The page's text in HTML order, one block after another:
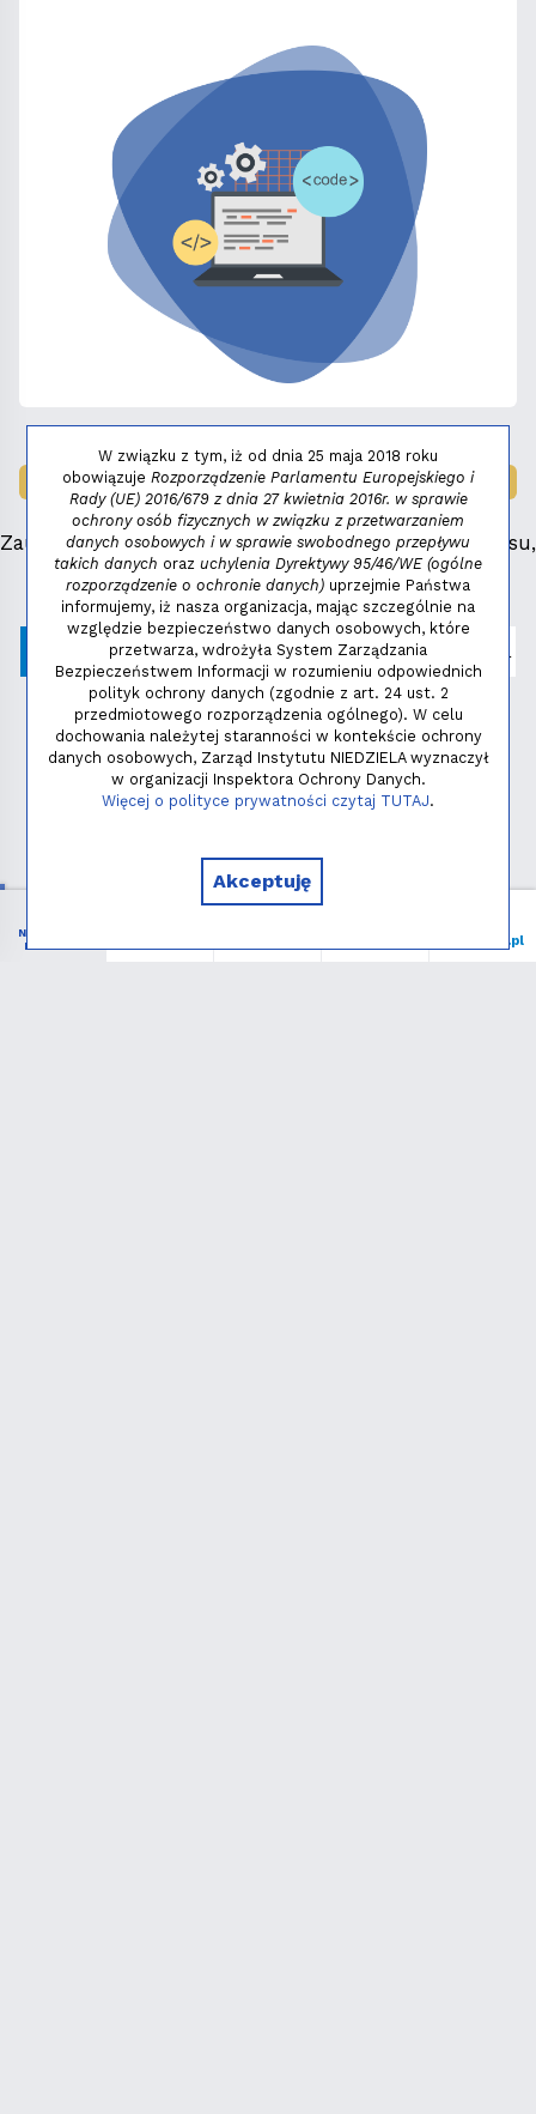
LAUREAT NAGRODY:MAŁY FENIKS 2025
Zauważyłeś błąd, masz propozycje dotyczące serwisu,
napisz:niezbednik@niedziela.pl
Polityka prywatności
Copyright © 2026 - Instytut NIEDZIELA
NIEZBĘDNIK
KATOLIKA
niedziela.pl
W związku z tym, iż od dnia 25 maja 2018 roku
obowiązuje Rozporządzenie Parlamentu Europejskiego i
Rady (UE) 2016/679 z dnia 27 kwietnia 2016r. w sprawie
ochrony osób fizycznych w związku z przetwarzaniem
danych osobowych i w sprawie swobodnego przepływu
takich danych oraz uchylenia Dyrektywy 95/46/WE (ogólne
rozporządzenie o ochronie danych) uprzejmie Państwa
informujemy, iż nasza organizacja, mając szczególnie na
względzie bezpieczeństwo danych osobowych, które
przetwarza, wdrożyła System Zarządzania
Bezpieczeństwem Informacji w rozumieniu odpowiednich
polityk ochrony danych (zgodnie z art. 24 ust. 2
przedmiotowego rozporządzenia ogólnego). W celu
dochowania należytej staranności w kontekście ochrony
danych osobowych, Zarząd Instytutu NIEDZIELA wyznaczył
w organizacji Inspektora Ochrony Danych.
Więcej o polityce prywatności czytaj TUTAJ.
Akceptuję